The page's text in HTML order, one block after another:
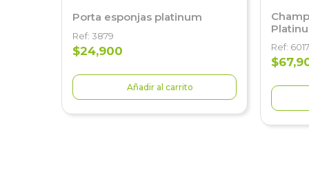
Porta esponjas platinum
Ref: 3879
$24,900
Añadir al carrito
Ref: 6017